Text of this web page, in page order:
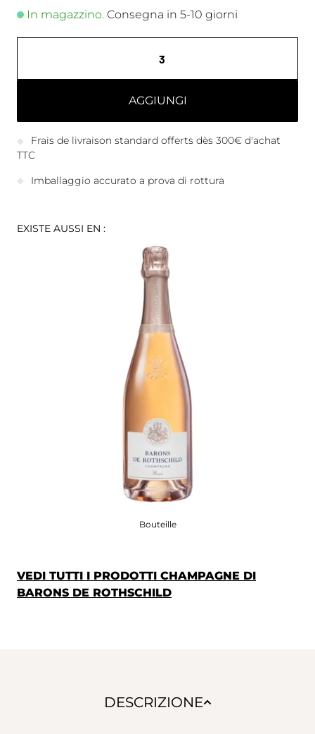
In magazzino. Consegna in 5-10 giorni
AGGIUNGI
Frais de livraison standard offerts dès 300€ d'achat
TTC
Imballaggio accurato a prova di rottura
EXISTE AUSSI EN :
Bouteille
VEDI TUTTI I PRODOTTI CHAMPAGNE DI
BARONS DE ROTHSCHILD
DESCRIZIONE